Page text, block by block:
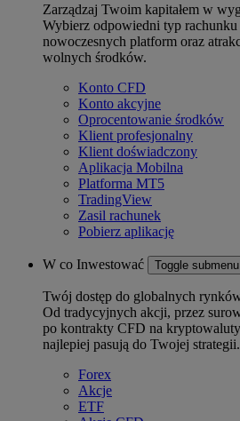
Zarządzaj Twoim kapitałem w
Wybierz odpowiedni typ
nowoczesnych platform oraz
wolnych środków.
Konto CFD
Konto akcyjne
Oprocentowanie środków
Klient profesjonalny
Klient doświadczony
Aplikacja Mobilna
Platforma MT5
TradingView
Zasil rachunek
Pobierz aplikację
W co Inwestować Toggle submenu
Twój dostęp do globalnych
Od tradycyjnych akcji, przez
po kontrakty CFD na
najlepiej pasują do Twojej strategii.
Forex
Akcje
ETF